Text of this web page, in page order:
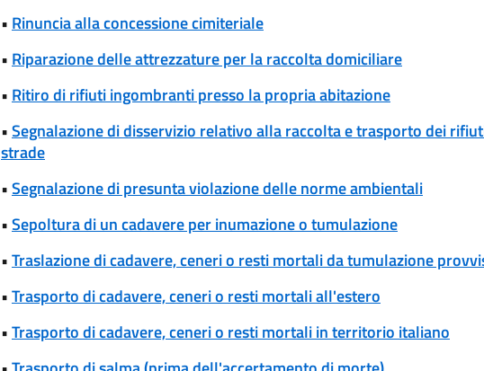
• Rinuncia alla concessione cimiteriale
• Riparazione delle attrezzature per la raccolta domiciliare
• Ritiro di rifiuti ingombranti presso la propria abitazione
•Segnalazione di disservizio relativo alla raccolta e trasporto dei
strade
•Segnalazione di presunta violazione delle norme ambientali
•Sepoltura di un cadavere per inumazione o tumulazione
•Traslazione di cadavere, ceneri o resti mortali da tumulazione
•Trasporto di cadavere, ceneri o resti mortali all'estero
•Trasporto di cadavere, ceneri o resti mortali in territorio italiano